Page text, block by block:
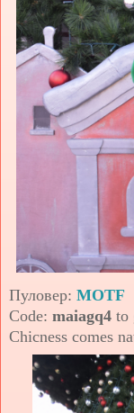
Пуловер: MOTF
Code: maiagq4 to
Chicness comes